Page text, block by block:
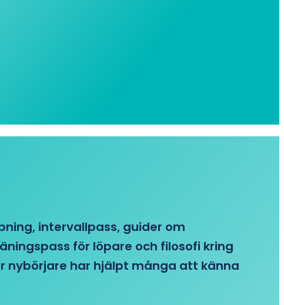
intervallpass, guider om
för löpare och filosofi kring
nybörjare har hjälpt många att känna